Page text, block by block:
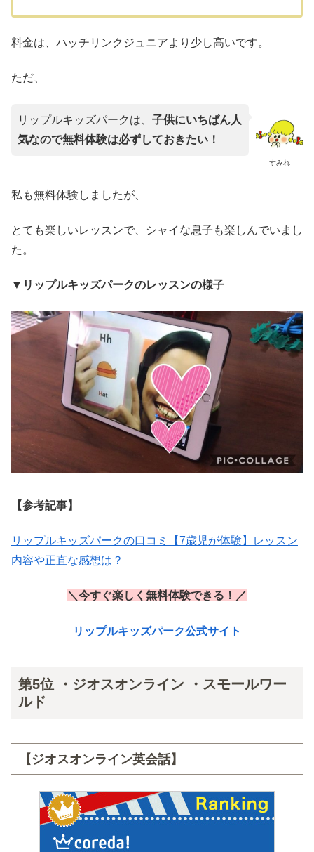
料金は、ハッチリンクジュニアより少し高いです。
ただ、
すみれ
リップルキッズパークは、 子供にいちばん人
気なので無料体験は必ずしておきたい！
私も無料体験しましたが、
とても楽しいレッスンで、シャイな息子も楽しんでいまし
た。
▼リップルキッズパークのレッスンの様子
【参考記事】
リップルキッズパークの口コミ【7歳児が体験】レッスン
内容や正直な感想は？
＼今すぐ楽しく無料体験できる！／
リップルキッズパーク公式サイト
第5位 ・ジオスオンライン ・スモールワー
ルド
【ジオスオンライン英会話】